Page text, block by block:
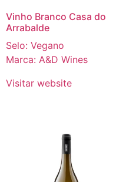
Vinho Branco Casa do
Arrabalde
Selo: Vegano
Marca: A&D Wines
Visitar website